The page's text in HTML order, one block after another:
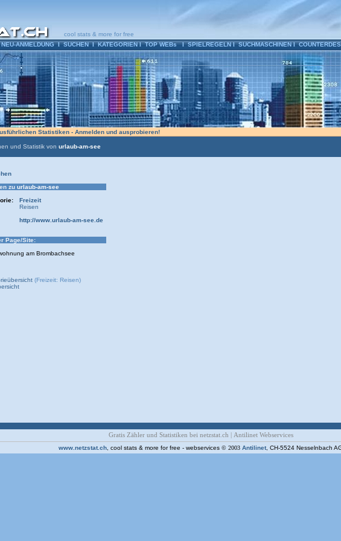
cool stats & more for free
NEU-ANMELDUNG l SUCHEN lKATEGORIEN lTOP WEBs l SPIELREGELN l SUCHMASCHINEN l
Statistiken - Anmelden und ausprobieren!
und Statistik von urlaub-am-see
zu urlaub-am-see
Freizeit
Reisen
http://www.urlaub-am-see.de
Page/Site:
am Brombachsee
(Freizeit: Reisen)
Gratis Zähler und Statistiken bei netzstat.ch
Antilinet Webservices
www.netzstat.ch , cool stats & more for free - webservices © 2003 Antilinet, CH-5524 Nesselnbach